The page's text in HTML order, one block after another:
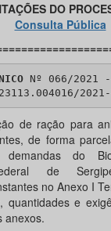
DO
Consulta Pública
Nº 066/2021
de ração para
de forma
do
de
no Anexo I
quantidades e
anexos.